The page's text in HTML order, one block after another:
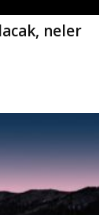
neler